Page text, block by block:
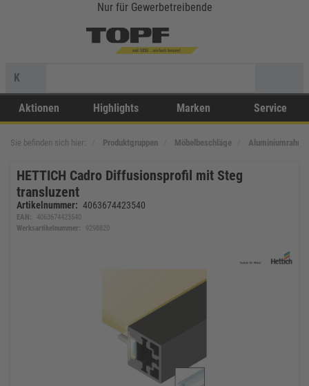
Nur für Gewerbetreibende
K
Aktionen Highlights Marken Service
Sie befinden sich hier: Produktgruppen Möbelbeschläge
HETTICH Cadro Diffusionsprofil mit Steg
transluzent
Artikelnummer: 4063674423540
EAN:
4063674423540
Werksartikelnummer:
9298820